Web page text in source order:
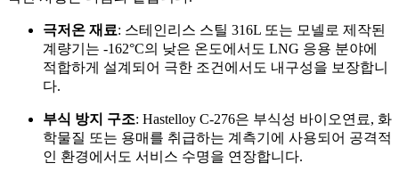
극저온 재료: 스테인리스 스틸 316L 또는 모넬로 제작된
계량기는 -162°C의 낮은 온도에서도 LNG 응용 분야에
적합하게 설계되어 극한 조건에서도 내구성을 보장합니
다.
부식 방지 구조: Hastelloy C-276은 부식성 바이오연료, 화
학물질 또는 용매를 취급하는 계측기에 사용되어 공격적
인 환경에서도 서비스 수명을 연장합니다.